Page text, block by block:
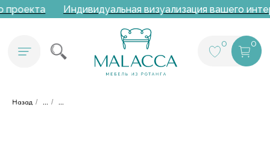
проекта Индивидуальная визуализация вашего
Назад / ... / ...